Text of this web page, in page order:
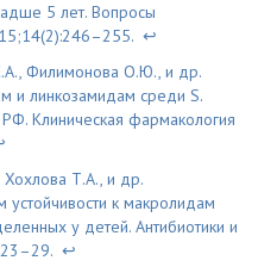
5 лет. Вопросы
↩
Филимонова О.Ю., и др.
и линкозамидам среди S.
Клиническая фармакология
Хохлова Т.А., и др.
устойчивости к макролидам
у детей. Антибиотики и
↩